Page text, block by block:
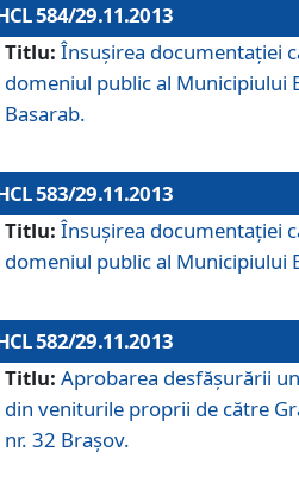
584/29.11.2013
Titlu: Însuşirea documentaţiei
domeniul public al Municipiului
Basarab.
583/29.11.2013
Titlu: Însuşirea documentaţiei
domeniul public al Municipiului
582/29.11.2013
Titlu: Aprobarea desfăşurării
din veniturile proprii de către
nr. 32 Braşov.